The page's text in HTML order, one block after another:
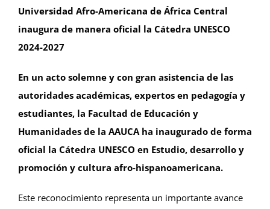
Universidad Afro-Americana de África Central
inaugura de manera oficial la Cátedra UNESCO
2024-2027
En un acto solemne y con gran asistencia de las
autoridades académicas, expertos en pedagogía y
estudiantes, la Facultad de Educación y
Humanidades de la AAUCA ha inaugurado de forma
oficial la Cátedra UNESCO en Estudio, desarrollo y
promoción y cultura afro-hispanoamericana.
Este reconocimiento representa un importante avance